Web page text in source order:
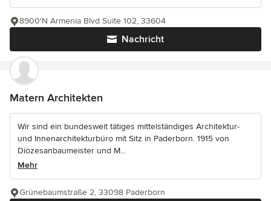
Nachricht
8900'N Armenia Blvd Suite 102, 33604
Matern Architekten
Wir sind ein bundesweit tätiges mittelständiges Architektur-
und Innenarchitekturbüro mit Sitz in Paderborn. 1915 von
Diözesanbaumeister und M...
Mehr
Grünebaumstraße 2, 33098 Paderborn